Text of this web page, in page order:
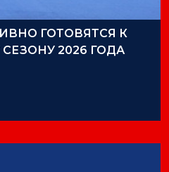
ГОТОВЯТСЯ К
2026 ГОДА